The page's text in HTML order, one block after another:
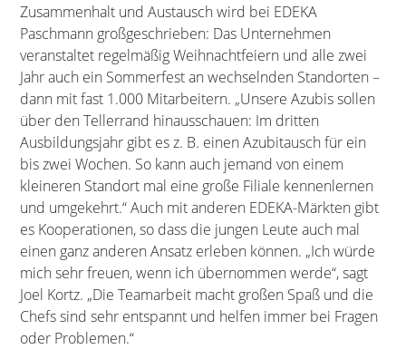
Zusammenhalt und Austausch wird bei EDEKA
Paschmann großgeschrieben: Das Unternehmen
veranstaltet regelmäßig Weihnachtfeiern und alle zwei
Jahr auch ein Sommerfest an wechselnden Standorten –
dann mit fast 1.000 Mitarbeitern. „Unsere Azubis sollen
über den Tellerrand hinausschauen: Im dritten
Ausbildungsjahr gibt es z. B. einen Azubitausch für ein
bis zwei Wochen. So kann auch jemand von einem
kleineren Standort mal eine große Filiale kennenlernen
und umgekehrt.“ Auch mit anderen EDEKA-Märkten gibt
es Kooperationen, so dass die jungen Leute auch mal
einen ganz anderen Ansatz erleben können. „Ich würde
mich sehr freuen, wenn ich übernommen werde“, sagt
Joel Kortz. „Die Teamarbeit macht großen Spaß und die
Chefs sind sehr entspannt und helfen immer bei Fragen
oder Problemen.“